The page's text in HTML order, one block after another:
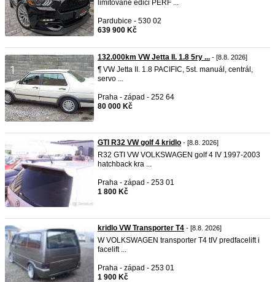
limitované edici PERF ...
Pardubice - 530 02
639 900 Kč
132.000km VW Jetta II. 1.8 5ry ... - [8.8. 2026]
¶ VW Jetta II. 1.8 PACIFIC, 5st. manuál, centrál,
servo ...
Praha - západ - 252 64
80 000 Kč
GTI R32 VW golf 4 kridlo - [8.8. 2026]
R32 GTI VW VOLKSWAGEN golf 4 IV 1997-2003
hatchback kra ...
Praha - západ - 253 01
1 800 Kč
kridlo VW Transporter T4 - [8.8. 2026]
W VOLKSWAGEN transporter T4 tIV predfacelift i
facelift ...
Praha - západ - 253 01
1 900 Kč